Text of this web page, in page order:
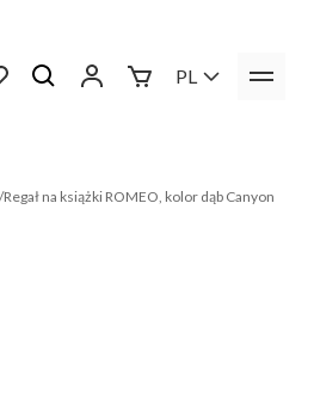
PL
Regał na książki ROMEO, kolor dąb Canyon